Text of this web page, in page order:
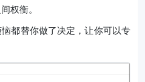
权衡。
都替你做了决定，让你可以专